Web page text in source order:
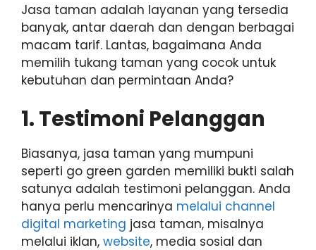
Jasa taman adalah layanan yang tersedia
banyak, antar daerah dan dengan berbagai
macam tarif. Lantas, bagaimana Anda
memilih tukang taman yang cocok untuk
kebutuhan dan permintaan Anda?
1. Testimoni Pelanggan
Biasanya, jasa taman yang mumpuni
seperti go green garden memiliki bukti salah
satunya adalah testimoni pelanggan. Anda
hanya perlu mencarinya melalui channel
digital marketing jasa taman, misalnya
melalui iklan, website, media sosial dan